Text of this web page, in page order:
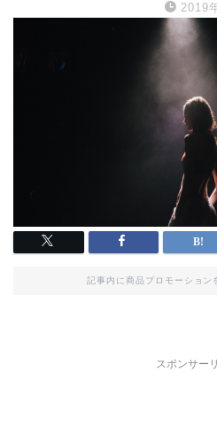
2019
記事内に商品プロモーション
スポンサー